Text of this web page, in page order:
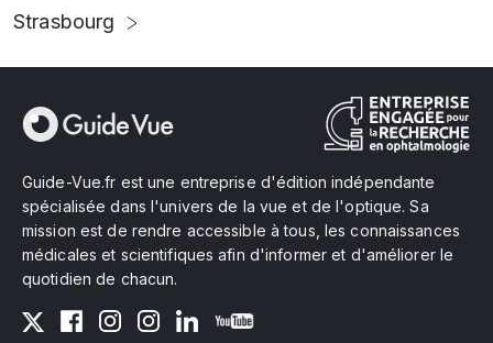
Strasbourg
Guide-Vue.fr est une entreprise d'édition indépendante
spécialisée dans l'univers de la vue et de l'optique. Sa
mission est de rendre accessible à tous, les connaissances
médicales et scientifiques afin d'informer et d'améliorer le
quotidien de chacun.